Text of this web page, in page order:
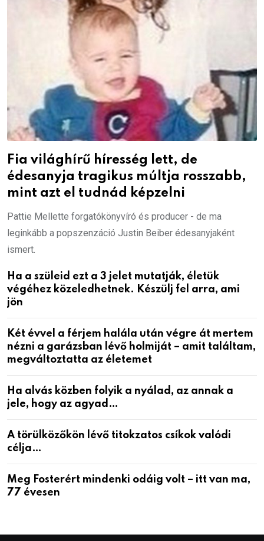
Fia világhírű híresség lett, de
édesanyja tragikus múltja rosszabb,
mint azt el tudnád képzelni
Pattie Mellette forgatókönyvíró és producer - de ma
leginkább a popszenzáció Justin Beiber édesanyjaként
ismert.
Ha a szüleid ezt a 3 jelet mutatják, életük
végéhez közeledhetnek. Készülj fel arra, ami
jön
Két évvel a férjem halála után végre át mertem
nézni a garázsban lévő holmiját – amit találtam,
megváltoztatta az életemet
Ha alvás közben folyik a nyálad, az annak a
jele, hogy az agyad…
A törülközőkön lévő titokzatos csíkok valódi
célja…
Meg Fosterért mindenki odáig volt – itt van ma,
77 évesen